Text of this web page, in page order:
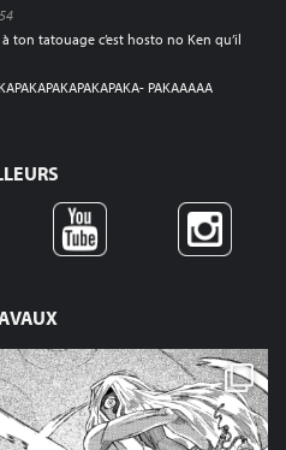
ton tatouage c’est hosto no Ken qu’il
PAKAAAAA